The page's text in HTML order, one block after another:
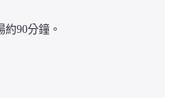
90分鐘。